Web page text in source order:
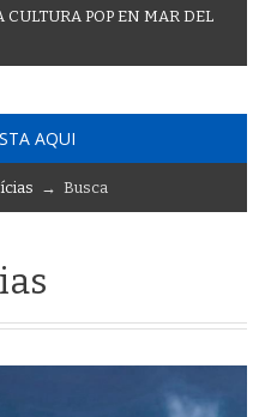
CULTURA POP EN MAR DEL
AQUI
→ Busca